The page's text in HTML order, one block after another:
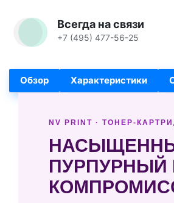
Всегда на связи
+7 (495) 477-56-25
Обзор Характеристики
NV PRINT · ТОНЕР-
ПУРПУРНЫЙ